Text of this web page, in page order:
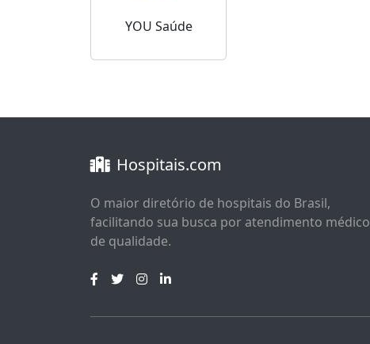
YOU Saúde
Hospitais.com
O maior diretório de hospitais do Brasil,
facilitando sua busca por atendimento médico
de qualidade.